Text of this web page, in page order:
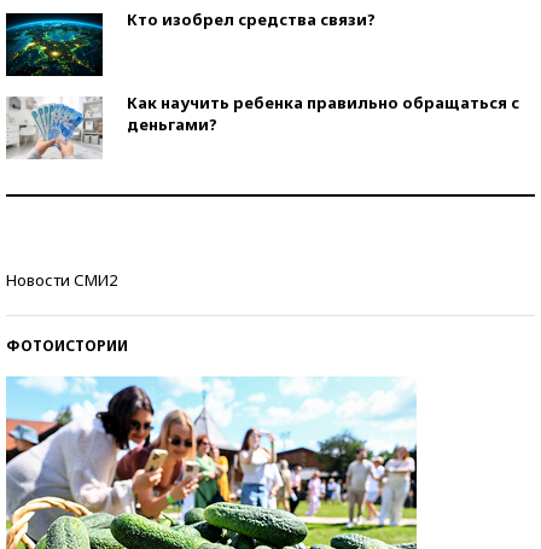
Кто изобрел средства связи?
Как научить ребенка правильно обращаться с
деньгами?
Новости СМИ2
ФОТОИСТОРИИ